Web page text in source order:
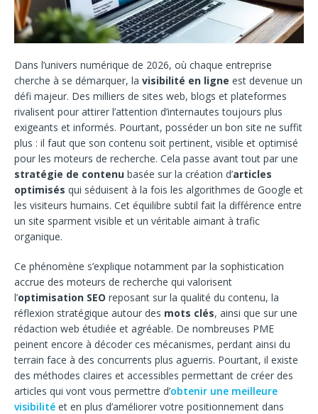
Dans l’univers numérique de 2026, où chaque entreprise
cherche à se démarquer, la visibilité en ligne est devenue un
défi majeur. Des milliers de sites web, blogs et plateformes
rivalisent pour attirer l’attention d’internautes toujours plus
exigeants et informés. Pourtant, posséder un bon site ne suffit
plus : il faut que son contenu soit pertinent, visible et optimisé
pour les moteurs de recherche. Cela passe avant tout par une
stratégie de contenu basée sur la création d’articles
optimisés qui séduisent à la fois les algorithmes de Google et
les visiteurs humains. Cet équilibre subtil fait la différence entre
un site sparment visible et un véritable aimant à trafic
organique.
Ce phénomène s’explique notamment par la sophistication
accrue des moteurs de recherche qui valorisent
l’optimisation SEO reposant sur la qualité du contenu, la
réflexion stratégique autour des mots clés, ainsi que sur une
rédaction web étudiée et agréable. De nombreuses PME
peinent encore à décoder ces mécanismes, perdant ainsi du
terrain face à des concurrents plus aguerris. Pourtant, il existe
des méthodes claires et accessibles permettant de créer des
articles qui vont vous permettre d’obtenir une meilleure
visibilité et en plus d’améliorer votre positionnement dans